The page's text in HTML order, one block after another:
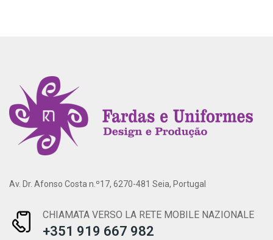
Av. Dr. Afonso Costa n.º17, 6270-481 Seia, Portugal
CHIAMATA VERSO LA RETE MOBILE NAZIONALE
+351 919 667 982